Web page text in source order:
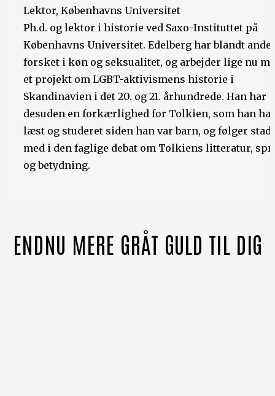
Lektor, Københavns Universitet
Ph.d. og lektor i historie ved Saxo-Instituttet på
Københavns Universitet. Edelberg har blandt andet
forsket i køn og seksualitet, og arbejder lige nu
et projekt om LGBT-aktivismens historie i
Skandinavien i det 20. og 21. århundrede. Han har
desuden en forkærlighed for Tolkien, som han har
læst og studeret siden han var barn, og følger
med i den faglige debat om Tolkiens litteratur,
og betydning.
ENDNU MERE GRÅT GULD TIL DIG